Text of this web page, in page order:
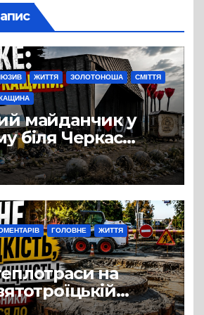
ЖИТТЯ ЗОЛОТОНОША СМІТТЯ
майданчик у
біля Черкас
на занедбане
ГОЛОВНЕ ЖИТТЯ
на
порівняно із